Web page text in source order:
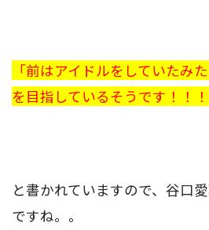
「前はアイドルをしていたみ
を目指しているそうです！！！
と書かれていますので、谷口
ですね。。